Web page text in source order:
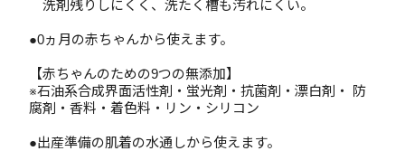
洗剤残りしにくく、洗たく槽も汚れにくい。
●0ヵ月の赤ちゃんから使えます。
【赤ちゃんのための9つの無添加】
※石油系合成界面活性剤・蛍光剤・抗菌剤・漂白剤・ 防
腐剤・香料・着色料・リン・シリコン
●出産準備の肌着の水通しから使えます。